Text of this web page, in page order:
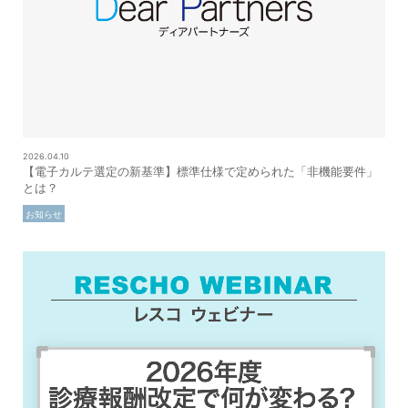
2026.04.10
【電子カルテ選定の新基準】標準仕様で定められた「非機能要件」
とは？
お知らせ